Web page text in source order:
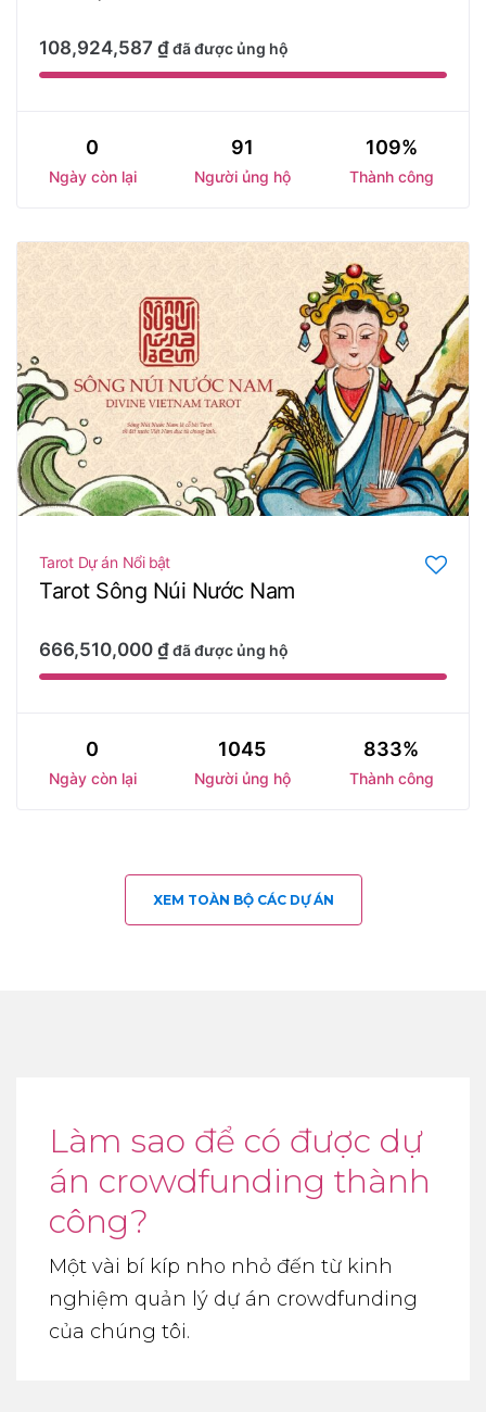
108,924,587 ₫đã được ủng hộ
0
Ngày còn lại
91
Người ủng hộ
109%
Thành công
Tarot Dự án Nổi bật
Tarot Sông Núi Nước Nam
666,510,000 ₫đã được ủng hộ
0
Ngày còn lại
1045
Người ủng hộ
833%
Thành công
XEM TOÀN BỘ CÁC DỰ ÁN
Làm sao để có được dự
án crowdfunding thành
công?
Một vài bí kíp nho nhỏ đến từ kinh
nghiệm quản lý dự án crowdfunding
của chúng tôi.